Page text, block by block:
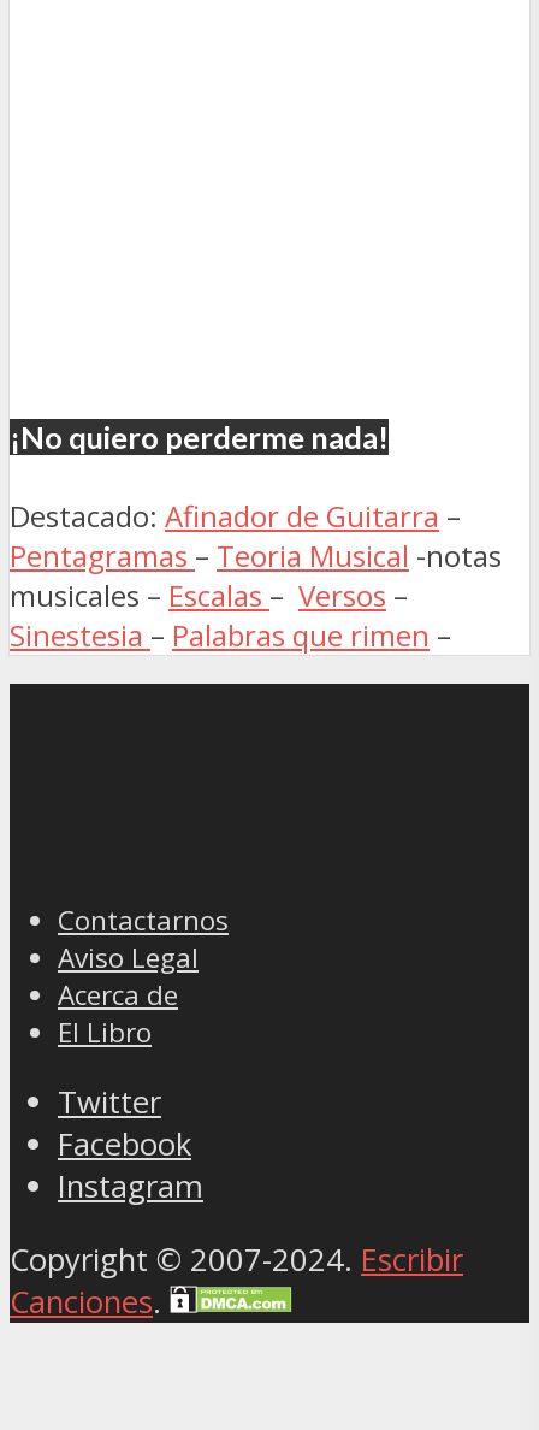
¡No quiero perderme nada!
Destacado: Afinador de Guitarra –
Pentagramas – Teoria Musical -notas
musicales – Escalas – Versos –
Sinestesia – Palabras que rimen –
Contactarnos
Aviso Legal
Acerca de
El Libro
Twitter
Facebook
Instagram
Copyright © 2007-2024. Escribir
Canciones.